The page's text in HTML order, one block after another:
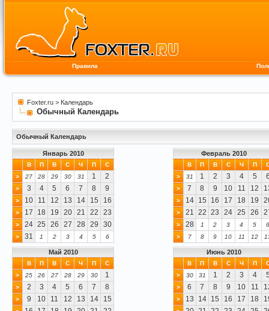
Правила
Foxter.ru > Календарь
Обычный Календарь
Обычный Календарь
Январь 2010
В П В С Ч П
С
>
27 28 29 30 31 1 2
> 3 4 5 6 7 8 9
> 10 11 12 13 14 15 16
> 17 18 19 20 21 22 23
> 24 25 26 27 28 29 30
> 31 1 2 3 4 5 6
Февраль 2010
В П В С Ч П
>
31 1 2 3 4 5
> 7 8 9 10 11 12
> 14 15 16 17 18 19
> 21 22 23 24 25 26
> 28 1 2 3 4 5
6
>
7 8 9 10 11 12
Май 2010
В П В С Ч П
С
>
25 26 27 28 29 30 1
> 2 3 4 5 6 7 8
> 9 10 11 12 13 14 15
Июнь 2010
В П В С Ч П
>
30 31 1 2 3 4
> 6 7 8 9 10 11
> 13 14 15 16 17 18